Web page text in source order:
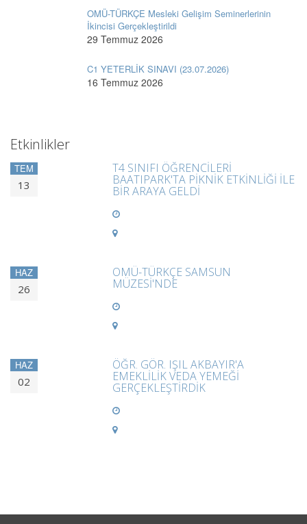
OMÜ-TÜRKÇE Mesleki Gelişim Seminerlerinin
İkincisi Gerçekleştirildi
29 Temmuz 2026
C1 YETERLİK SINAVI (23.07.2026)
16 Temmuz 2026
Etkinlikler
TEM
13
T4 SINIFI ÖĞRENCİLERİ
BAATIPARK'TA PİKNİK ETKİNLİĞİ İLE
BİR ARAYA GELDİ
HAZ
26
OMÜ-TÜRKÇE SAMSUN
MÜZESİ'NDE
HAZ
02
ÖĞR. GÖR. IŞIL AKBAYIR'A
EMEKLİLİK VEDA YEMEĞİ
GERÇEKLEŞTİRDİK